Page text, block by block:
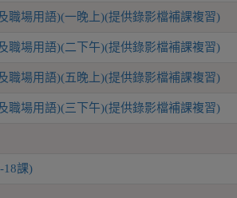
職場用語)(一晚上)(提供錄影檔補課複習)
職場用語)(二下午)(提供錄影檔補課複習)
職場用語)(五晚上)(提供錄影檔補課複習)
職場用語)(三下午)(提供錄影檔補課複習)
18課)